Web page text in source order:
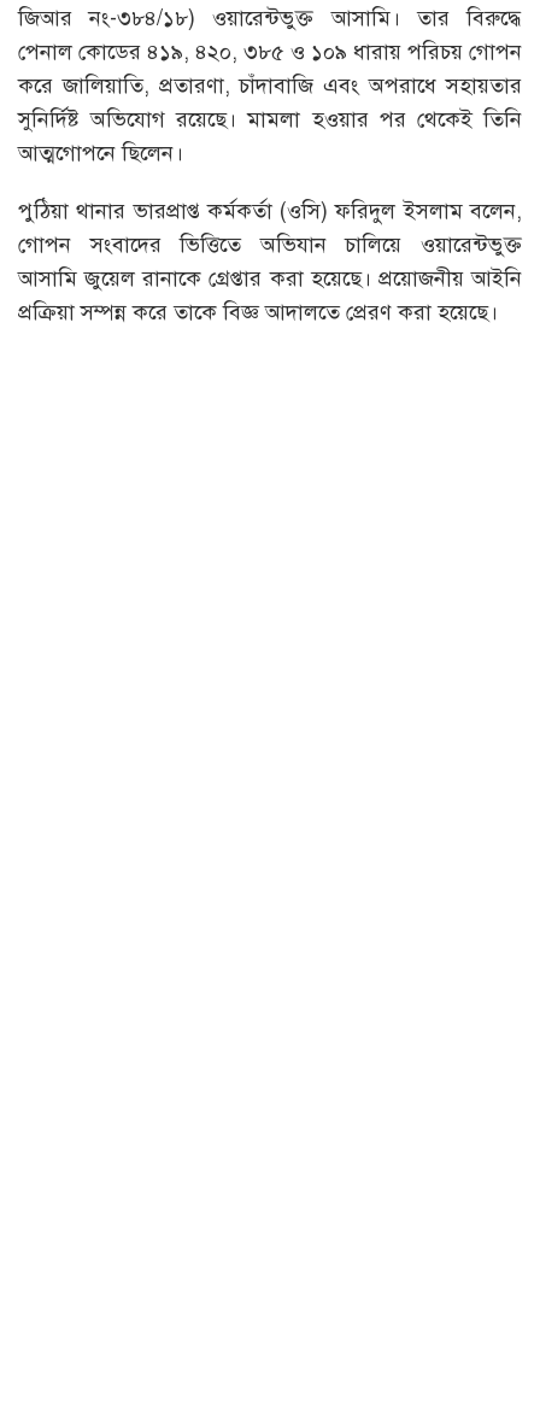
জিআর নং-৩৮৪/১৮) ওয়ারেন্টভুক্ত আসামি। তার বিরুদ্ধে
পেনাল কোডের ৪১৯, ৪২০, ৩৮৫ ও ১০৯ ধারায় পরিচয় গোপন
করে জালিয়াতি, প্রতারণা, চাঁদাবাজি এবং অপরাধে সহায়তার
সুনির্দিষ্ট অভিযোগ রয়েছে। মামলা হওয়ার পর থেকেই তিনি
আত্মগোপনে ছিলেন।
পুঠিয়া থানার ভারপ্রাপ্ত কর্মকর্তা (ওসি) ফরিদুল ইসলাম বলেন,
গোপন সংবাদের ভিত্তিতে অভিযান চালিয়ে ওয়ারেন্টভুক্ত
আসামি জুয়েল রানাকে গ্রেপ্তার করা হয়েছে। প্রয়োজনীয় আইনি
প্রক্রিয়া সম্পন্ন করে তাকে বিজ্ঞ আদালতে প্রেরণ করা হয়েছে।